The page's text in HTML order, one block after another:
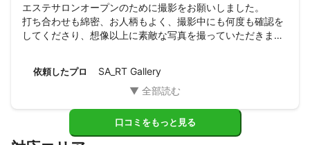
エステサロンオープンのために撮影をお願いしました。
打ち合わせも綿密、お人柄もよく、撮影中にも何度も確認を
してくださり、想像以上に素敵な写真を撮っていただきまし
をお願いさせてくだい。その際はどうぞよろしくお願いいた
依頼したプロ SA_RT Gallery
口コミをもっと見る